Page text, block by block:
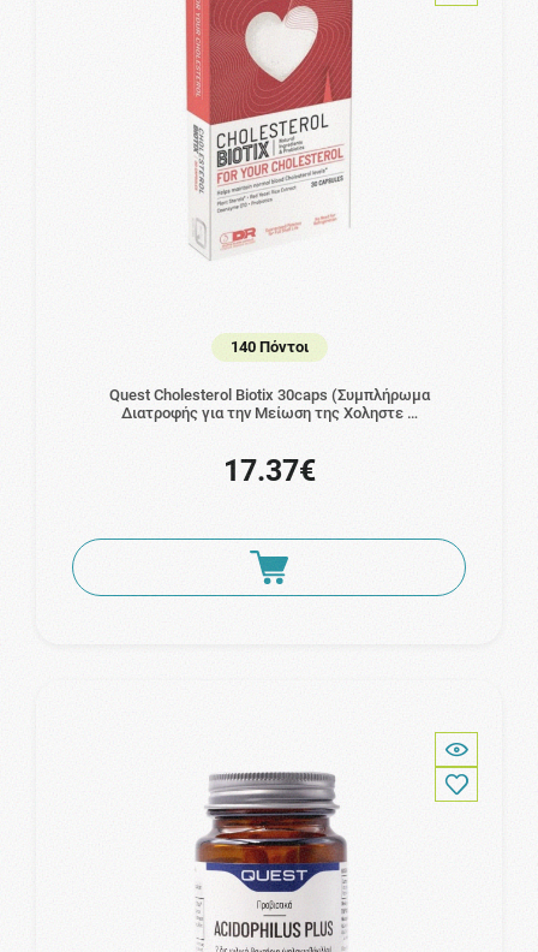
140 Πόντοι
Quest Cholesterol Biotix 30caps (Συμπλήρωμα
Διατροφής για την Μείωση της Χοληστε …
17.37€